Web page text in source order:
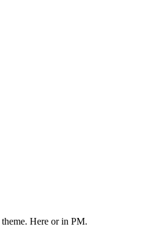
Here or in PM.